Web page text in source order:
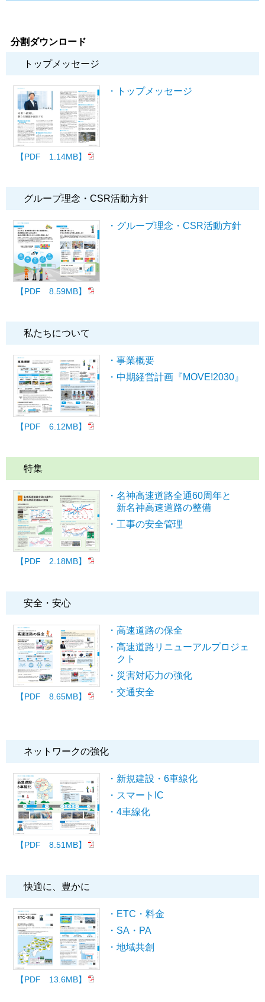
分割ダウンロード
トップメッセージ
【PDF 1.14MB】
・トップメッセージ
グループ理念・CSR活動方針
【PDF 8.59MB】
・グループ理念・CSR活動方針
私たちについて
【PDF 6.12MB】
・事業概要
・中期経営計画『MOVE!2030』
特集
【PDF 2.18MB】
・名神高速道路全通60周年と
新名神高速道路の整備
・工事の安全管理
安全・安心
【PDF 8.65MB】
・高速道路の保全
・高速道路リニューアルプロジェ
クト
・災害対応力の強化
・交通安全
ネットワークの強化
【PDF 8.51MB】
・新規建設・6車線化
・スマートIC
・4車線化
快適に、豊かに
【PDF 13.6MB】
・ETC・料金
・SA・PA
・地域共創